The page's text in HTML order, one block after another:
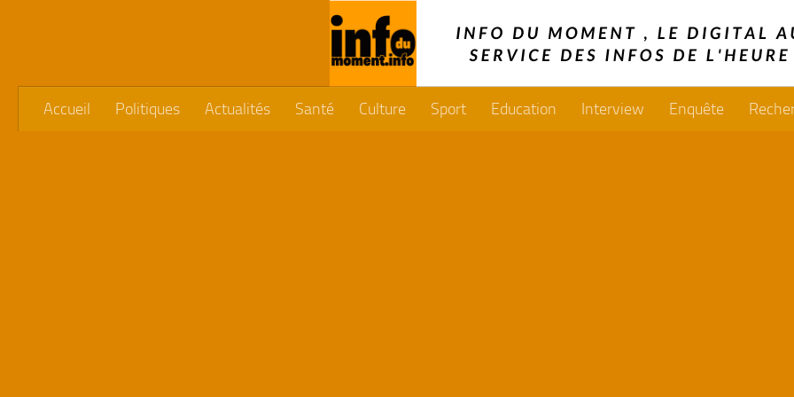
Accueil Politiques Actualités Santé Culture Sport Education Interview Enquête